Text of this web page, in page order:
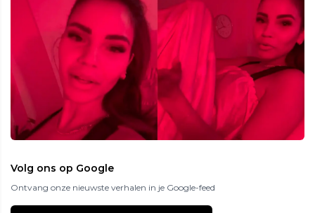
Volg ons op Google
Ontvang onze nieuwste verhalen in je Google-feed